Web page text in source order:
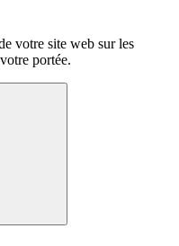
votre site web sur les
portée.